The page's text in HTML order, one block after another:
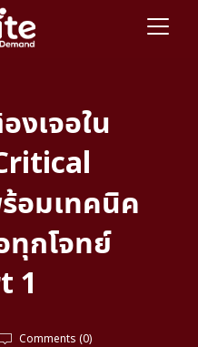
งเจอใน
อมเทคนิค
ทุกโจทย์
1
Comments (0)